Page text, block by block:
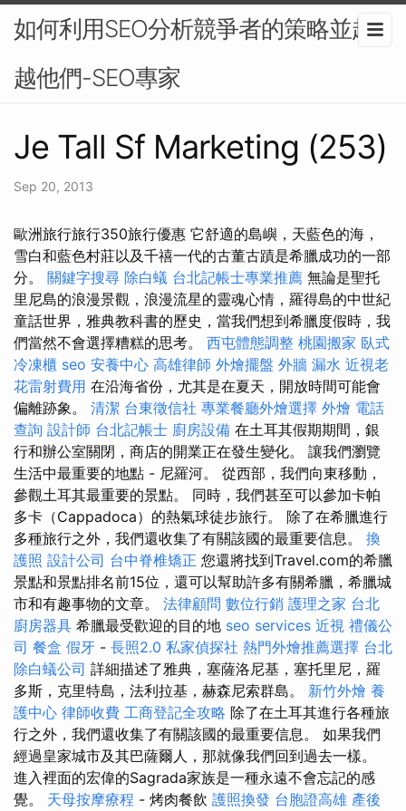
如何利用SEO分析競爭者的策略並超
越他們-SEO專家
Je Tall Sf Marketing (253)
Sep 20, 2013
歐洲旅行旅行350旅行優惠 它舒適的島嶼，天藍色的海，
雪白和藍色村莊以及千禧一代的古董古蹟是希臘成功的一部
分。 關鍵字搜尋 除白蟻 台北記帳士專業推薦 無論是聖托
里尼島的浪漫景觀，浪漫流星的靈魂心情，羅得島的中世紀
童話世界，雅典教科書的歷史，當我們想到希臘度假時，我
們當然不會選擇糟糕的思考。 西屯體態調整 桃園搬家 臥式
冷凍櫃 seo 安養中心 高雄律師 外燴擺盤 外牆 漏水 近視老
花雷射費用 在沿海省份，尤其是在夏天，開放時間可能會
偏離跡象。 清潔 台東徵信社 專業餐廳外燴選擇 外燴 電話
查詢 設計師 台北記帳士 廚房設備 在土耳其假期期間，銀
行和辦公室關閉，商店的開業正在發生變化。 讓我們瀏覽
生活中最重要的地點 - 尼羅河。 從西部，我們向東移動，
參觀土耳其最重要的景點。 同時，我們甚至可以參加卡帕
多卡（Cappadoca）的熱氣球徒步旅行。 除了在希臘進行
多種旅行之外，我們還收集了有關該國的最重要信息。 換
護照 設計公司 台中脊椎矯正 您還將找到Travel.com的希臘
景點和景點排名前15位，還可以幫助許多有關希臘，希臘城
市和有趣事物的文章。 法律顧問 數位行銷 護理之家 台北
廚房器具 希臘最受歡迎的目的地 seo services 近視 禮儀公
司 餐盒 假牙 - 長照2.0 私家偵探社 熱門外燴推薦選擇 台北
除白蟻公司 詳細描述了雅典，塞薩洛尼基，塞托里尼，羅
多斯，克里特島，法利拉基，赫森尼索群島。 新竹外燴 養
護中心 律師收費 工商登記全攻略 除了在土耳其進行各種旅
行之外，我們還收集了有關該國的最重要信息。 如果我們
經過皇家城市及其巴薩爾人，那就像我們回到過去一樣。
進入裡面的宏偉的Sagrada家族是一種永遠不會忘記的感
覺。 天母按摩療程 - 烤肉餐飲 護照換發 台胞證高雄 產後